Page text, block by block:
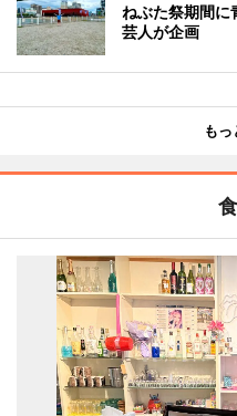
ねぶた祭期間に
芸人が企画
もっ